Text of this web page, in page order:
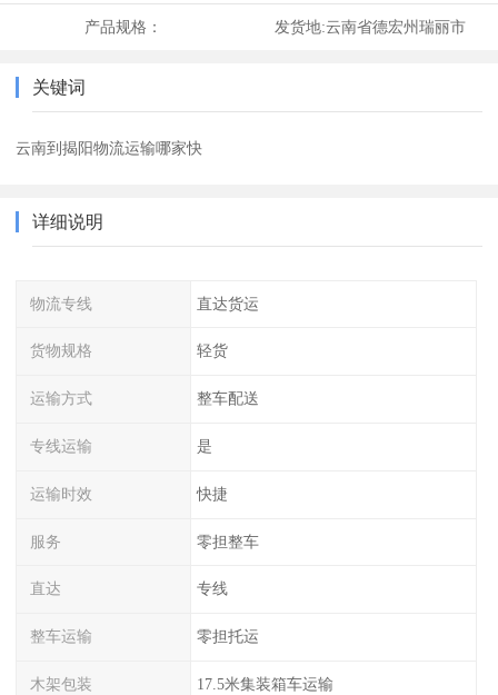
产品规格： 发货地:云南省德宏州瑞丽市
关键词
云南到揭阳物流运输哪家快
详细说明
物流专线 直达货运
货物规格 轻货
运输方式 整车配送
专线运输 是
运输时效 快捷
服务 零担整车
直达 专线
整车运输 零担托运
木架包装 17.5米集装箱车运输